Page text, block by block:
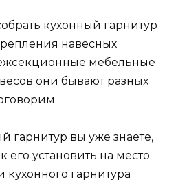
кухонный гарнитур
навесных
мебельные
они бывают разных
гарнитур вы уже знаете,
его установить на место.
гарнитура